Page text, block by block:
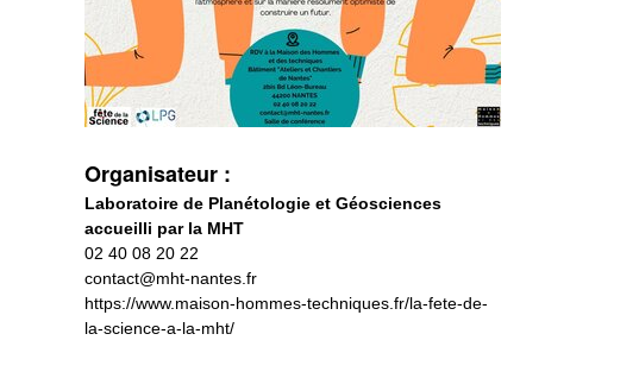
Organisateur :
Laboratoire de Planétologie et Géosciences
accueilli par la MHT
02 40 08 20 22
contact@mht-nantes.fr
https://www.maison-hommes-techniques.fr/la-fete-de-
la-science-a-la-mht/